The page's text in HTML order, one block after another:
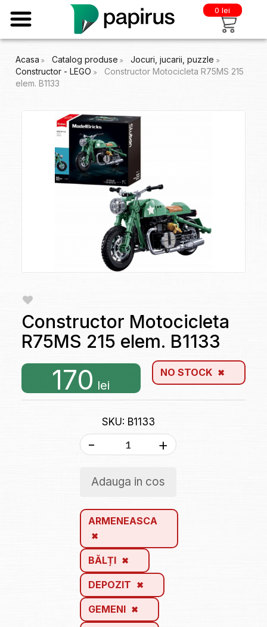
0 lei
Acasa Catalog produse
Jocuri, jucarii, puzzle
Constructor - LEGO
Constructor Motocicleta R75MS 215
elem. B1133
Constructor Motocicleta
R75MS 215 elem. B1133
170 lei
NO STOCK
SKU: B1133
- +
Adauga in cos
ARMENEASCA
BĂLȚI
DEPOZIT
GEMENI